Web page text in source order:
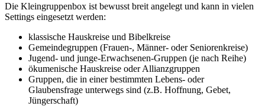
Die Kleingruppenbox ist bewusst breit angelegt und kann in vielen
Settings eingesetzt werden:
klassische Hauskreise und Bibelkreise
Gemeindegruppen (Frauen-, Männer- oder Seniorenkreise)
Jugend- und junge-Erwachsenen-Gruppen (je nach Reihe)
ökumenische Hauskreise oder Allianzgruppen
Gruppen, die in einer bestimmten Lebens- oder
Glaubensfrage unterwegs sind (z.B. Hoffnung, Gebet,
Jüngerschaft)